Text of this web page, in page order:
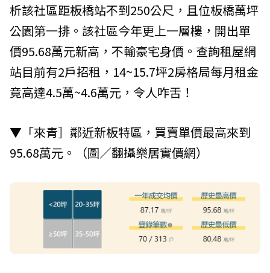
析該社區距板橋站不到250公尺，且位板橋萬坪
公園第一排。該社區今年更上一層樓，開出單
價95.68萬元新高，不輸豪宅身價。查詢租屋網
站目前有2戶招租，14~15.7坪2房格局每月租金
竟高達4.5萬~4.6萬元，令人咋舌！
▼「來青］鄰近新板特區，買賣單價最高來到
95.68萬元。（圖／翻攝樂居實價網）